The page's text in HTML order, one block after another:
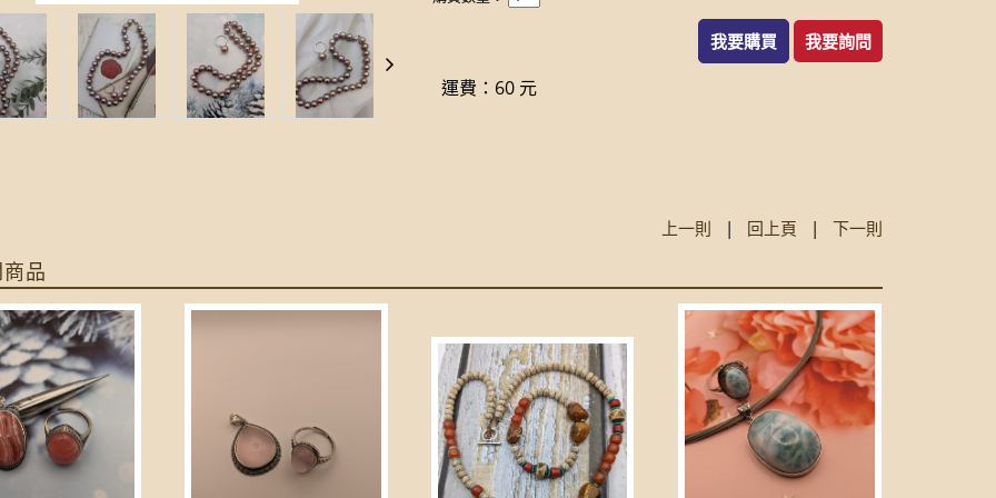
我要購買 我要詢問
運費：60 元
上一則 | 回上頁 | 下一則
品